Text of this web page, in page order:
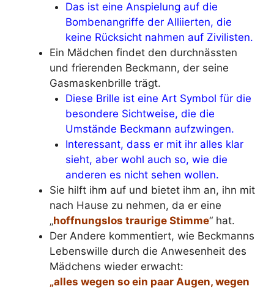
Das ist eine Anspielung auf die
Bombenangriffe der Alliierten, die
keine Rücksicht nahmen auf Zivilisten.
Ein Mädchen findet den durchnässten
und frierenden Beckmann, der seine
Gasmaskenbrille trägt.
Diese Brille ist eine Art Symbol für die
besondere Sichtweise, die die
Umstände Beckmann aufzwingen.
Interessant, dass er mit ihr alles klar
sieht, aber wohl auch so, wie die
anderen es nicht sehen wollen.
Sie hilft ihm auf und bietet ihm an, ihn mit
nach Hause zu nehmen, da er eine
„hoffnungslos traurige Stimme“ hat.
Der Andere kommentiert, wie Beckmanns
Lebenswille durch die Anwesenheit des
Mädchens wieder erwacht:
„alles wegen so ein paar Augen, wegen